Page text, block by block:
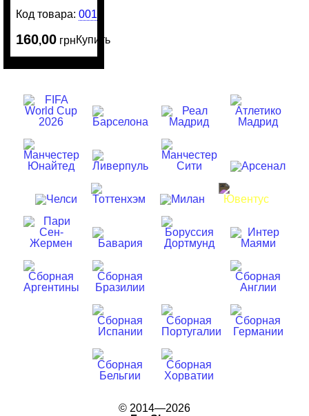
Код товара:0012950
160,00 грнКупить
© 2014—2026